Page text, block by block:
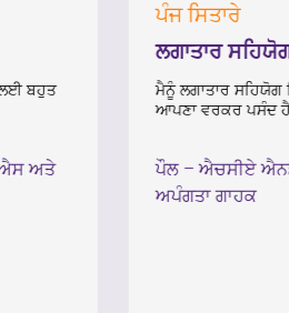
ਪੰਜ ਸਿਤਾਰੇ
ਲਗਾਤਾਰ ਸਹਿਯੋਗ
ਮੈਨੂੰ ਲਗਾਤਾਰ ਸਹਿਯੋਗ ਮਿਲ
ਆਪਣਾ ਵਰਕਰ ਪਸੰਦ ਹੈ।.
ਐਚਸੀਏ
ਅਪੰਗਤਾ ਗਾਹਕ